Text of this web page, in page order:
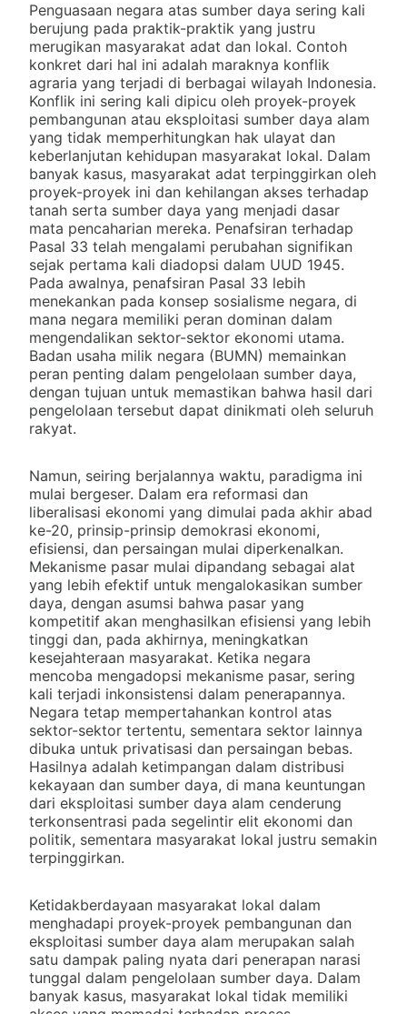
Penguasaan negara atas sumber daya sering kali
berujung pada praktik-praktik yang justru
merugikan masyarakat adat dan lokal. Contoh
konkret dari hal ini adalah maraknya konflik
agraria yang terjadi di berbagai wilayah Indonesia.
Konflik ini sering kali dipicu oleh proyek-proyek
pembangunan atau eksploitasi sumber daya alam
yang tidak memperhitungkan hak ulayat dan
keberlanjutan kehidupan masyarakat lokal. Dalam
banyak kasus, masyarakat adat terpinggirkan oleh
proyek-proyek ini dan kehilangan akses terhadap
tanah serta sumber daya yang menjadi dasar
mata pencaharian mereka. Penafsiran terhadap
Pasal 33 telah mengalami perubahan signifikan
sejak pertama kali diadopsi dalam UUD 1945.
Pada awalnya, penafsiran Pasal 33 lebih
menekankan pada konsep sosialisme negara, di
mana negara memiliki peran dominan dalam
mengendalikan sektor-sektor ekonomi utama.
Badan usaha milik negara (BUMN) memainkan
peran penting dalam pengelolaan sumber daya,
dengan tujuan untuk memastikan bahwa hasil dari
pengelolaan tersebut dapat dinikmati oleh seluruh
rakyat.
Namun, seiring berjalannya waktu, paradigma ini
mulai bergeser. Dalam era reformasi dan
liberalisasi ekonomi yang dimulai pada akhir abad
ke-20, prinsip-prinsip demokrasi ekonomi,
efisiensi, dan persaingan mulai diperkenalkan.
Mekanisme pasar mulai dipandang sebagai alat
yang lebih efektif untuk mengalokasikan sumber
daya, dengan asumsi bahwa pasar yang
kompetitif akan menghasilkan efisiensi yang lebih
tinggi dan, pada akhirnya, meningkatkan
kesejahteraan masyarakat. Ketika negara
mencoba mengadopsi mekanisme pasar, sering
kali terjadi inkonsistensi dalam penerapannya.
Negara tetap mempertahankan kontrol atas
sektor-sektor tertentu, sementara sektor lainnya
dibuka untuk privatisasi dan persaingan bebas.
Hasilnya adalah ketimpangan dalam distribusi
kekayaan dan sumber daya, di mana keuntungan
dari eksploitasi sumber daya alam cenderung
terkonsentrasi pada segelintir elit ekonomi dan
politik, sementara masyarakat lokal justru semakin
terpinggirkan.
Ketidakberdayaan masyarakat lokal dalam
menghadapi proyek-proyek pembangunan dan
eksploitasi sumber daya alam merupakan salah
satu dampak paling nyata dari penerapan narasi
tunggal dalam pengelolaan sumber daya. Dalam
banyak kasus, masyarakat lokal tidak memiliki